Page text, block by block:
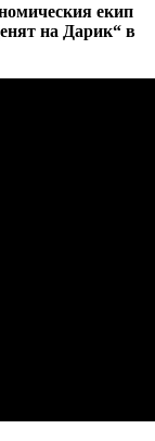
екип
на Дарик“ в